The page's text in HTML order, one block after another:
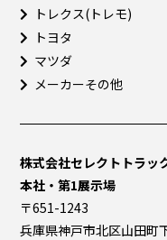
トレクス(トレモ)
トヨタ
マツダ
メーカーその他
株式会社セレクトトラッ
本社・第1展示場
〒651-1243
兵庫県神戸市北区山田町